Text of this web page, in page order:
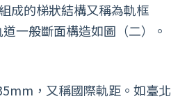
成的梯狀結構又稱為軌框
一般斷面構造如圖（二）。
，又稱國際軌距。如臺北